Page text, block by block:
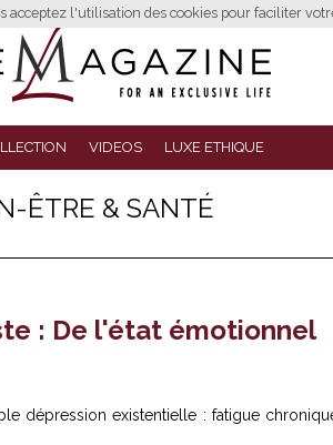
acceptez l'utilisation des cookies pour faciliter
VIDEOS LUXE ETHIQUE
ÊTRE & SANTÉ
: De l'état émotionnel
dépression existentielle : fatigue